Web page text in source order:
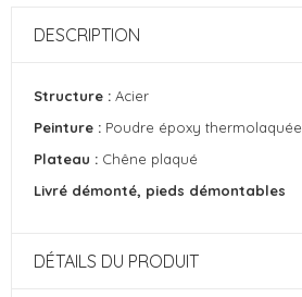
DESCRIPTION
Structure : Acier
Peinture : Poudre époxy thermolaquée
Plateau : Chêne plaqué
Livré démonté, pieds démontables
DÉTAILS DU PRODUIT